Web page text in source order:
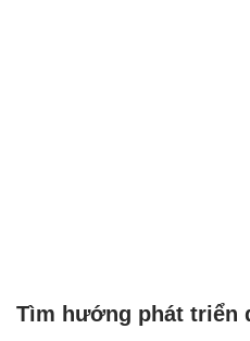
Tìm hướng phát triển